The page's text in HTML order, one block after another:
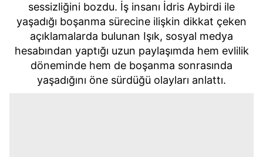
sessizliğini bozdu. İş insanı İdris Aybirdi ile
yaşadığı boşanma sürecine ilişkin dikkat çeken
açıklamalarda bulunan Işık, sosyal medya
hesabından yaptığı uzun paylaşımda hem evlilik
döneminde hem de boşanma sonrasında
yaşadığını öne sürdüğü olayları anlattı.